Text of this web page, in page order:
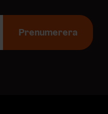
Prenumerera